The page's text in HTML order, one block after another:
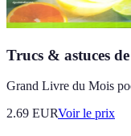
Trucs & astuces
Grand Livre du Mois
2.69 EURVoir le prix